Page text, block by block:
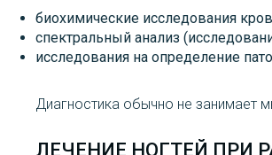
биохимические исследования
спектральный анализ
исследования на определение
Диагностика обычно не занимает
ЛЕЧЕНИЕ НОГТЕЙ ПРИ